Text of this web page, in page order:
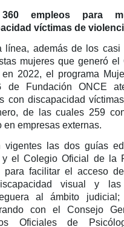
empleos para
víctimas de
línea, además de los casi
mujeres que generó el
en 2022, el programa
de Fundación ONCE
con discapacidad
de las cuales 259
en empresas externas.
vigentes las dos guías
y el Colegio Oficial de la
para facilitar el acceso
visual y
al ámbito judicial;
con el Consejo
Oficiales de